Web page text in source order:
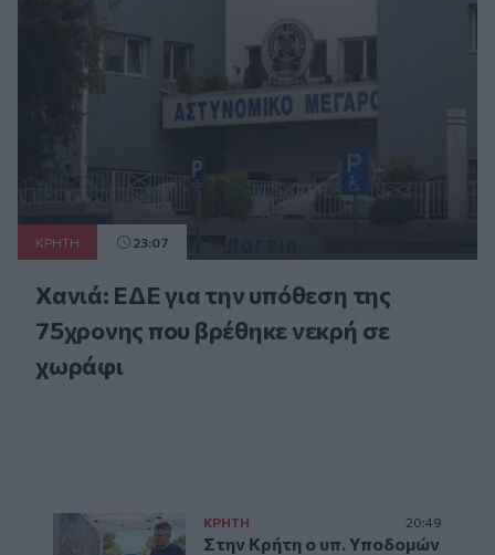
ΚΡΗΤΗ 23:07
Χανιά: ΕΔΕ για την υπόθεση της
75χρονης που βρέθηκε νεκρή σε
χωράφι
ΚΡΗΤΗ 20:49
Στην Κρήτη ο υπ. Υποδομών